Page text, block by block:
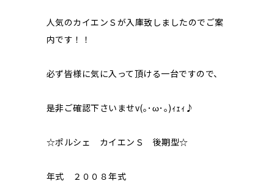
人気のカイエンＳが入庫致しましたのでご案
内です！！
必ず皆様に気に入って頂ける一台ですので、
是非ご確認下さいませv(｡･ω･｡)ｨｪｨ♪
☆ポルシェ カイエンＳ 後期型☆
年式 ２００８年式